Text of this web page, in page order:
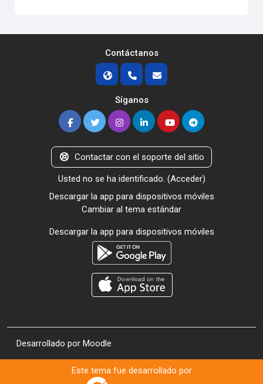
Contáctanos
Síganos
Contactar con el soporte del sitio
Usted no se ha identificado. (Acceder)
Descargar la app para dispositivos móviles
Cambiar al tema estándar
Descargar la app para dispositivos móviles
Desarrollado por Moodle
Este tema fue desarrollado por